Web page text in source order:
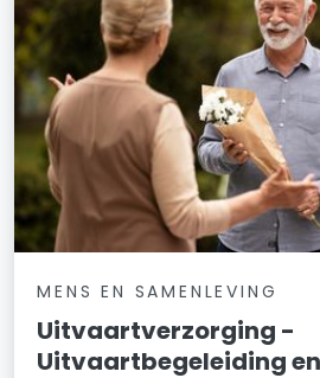
MENS EN SAMENLEVING
Uitvaartverzorging -
Uitvaartbegeleiding